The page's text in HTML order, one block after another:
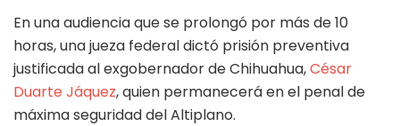
En una audiencia que se prolongó por más de 10
horas, una jueza federal dictó prisión preventiva
justificada al exgobernador de Chihuahua,César
Duarte Jáquez, quien permanecerá en el penal de
máxima seguridad del Altiplano.